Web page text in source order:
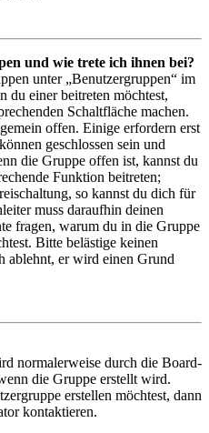
und wie trete ich ihnen bei?
unter „Benutzergruppen“ im
du einer beitreten möchtest,
Schaltfläche machen.
offen. Einige erfordern erst
geschlossen sein und
die Gruppe offen ist, kannst du
Funktion beitreten;
so kannst du dich für
muss daraufhin deinen
fragen, warum du in die Gruppe
Bitte belästige keinen
ablehnt, er wird einen Grund
normalerweise durch die Board-
die Gruppe erstellt wird.
erstellen möchtest, dann
kontaktieren.